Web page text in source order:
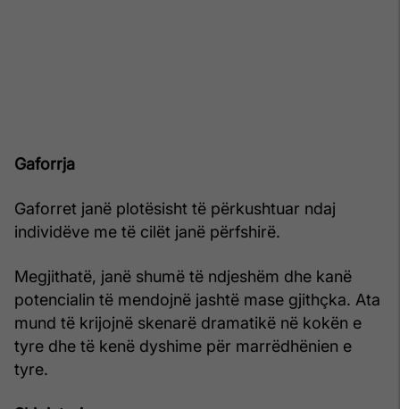
Gaforrja
Gaforret janë plotësisht të përkushtuar ndaj
individëve me të cilët janë përfshirë.
Megjithatë, janë shumë të ndjeshëm dhe kanë
potencialin të mendojnë jashtë mase gjithçka. Ata
mund të krijojnë skenarë dramatikë në kokën e
tyre dhe të kenë dyshime për marrëdhënien e
tyre.